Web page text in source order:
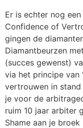
Er is echter nog
Confidence of
gingen de
Diamantbeurzen
(succes gewenst)
via het principe van
vertrouwen in
je voor de
ruim 10 jaar arbiter
Shame aan je